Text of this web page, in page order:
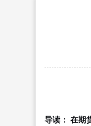
导读： 在期